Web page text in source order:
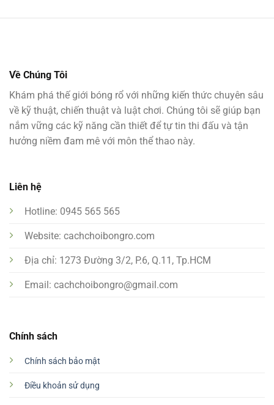
Về Chúng Tôi
Khám phá thế giới bóng rổ với những kiến thức chuyên sâu
về kỹ thuật, chiến thuật và luật chơi. Chúng tôi sẽ giúp bạn
nắm vững các kỹ năng cần thiết để tự tin thi đấu và tận
hưởng niềm đam mê với môn thể thao này.
Chính sách
Chính sách bảo mật
Điều khoản sử dụng
Liên hệ
Hotline: 0945 565 565
Website: cachchoibongro.com
Địa chỉ: 1273 Đường 3/2, P.6, Q.11, Tp.HCM
Email: cachchoibongro@gmail.com